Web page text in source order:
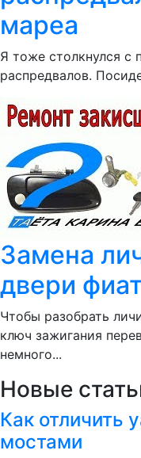
мареа
Я тоже столкнулся с
распредвалов.
Замена
двери
Чтобы разобрать
ключ зажигания
немного...
Новые
Как отличить
мостами